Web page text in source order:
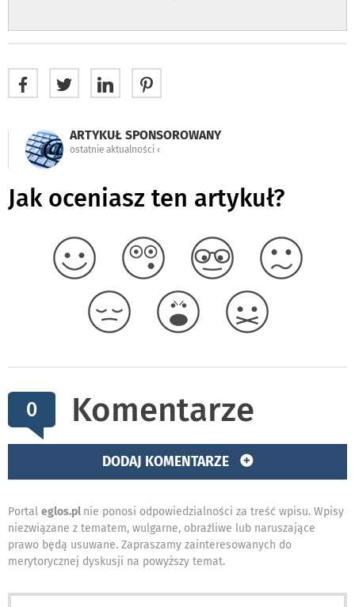
ARTYKUŁ SPONSOROWANY
ostatnie aktualności ‹
Jak oceniasz ten artykuł?
0 Komentarze
DODAJ KOMENTARZE
Portal eglos.pl nie ponosi odpowiedzialności za treść wpisu. Wpisy
niezwiązane z tematem, wulgarne, obraźliwe lub naruszające
prawo będą usuwane. Zapraszamy zainteresowanych do
merytorycznej dyskusji na powyższy temat.